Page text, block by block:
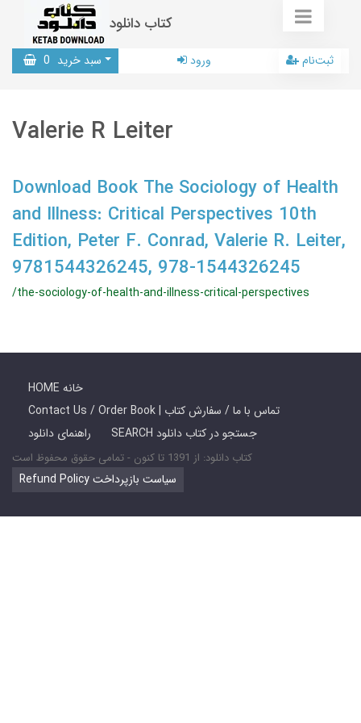
کتاب دانلود
سبد خرید 0 ورود ثبت‌نام
Valerie R Leiter
Download Book The Sociology of Health
and Illness: Critical Perspectives 10th
Edition, Peter F. Conrad, Valerie R. Leiter,
9781544326245, 978-1544326245
/the-sociology-of-health-and-illness-critical-perspectives
HOME خانه
Contact Us / Order Book | تماس با ما / سفارش کتاب
راهنمای دانلود
SEARCH جستجو در کتاب دانلود
کتاب دانلود: از 1391 تا کنون - تمامی حقوق محفوظ است
Refund Policy سیاست بازپرداخت